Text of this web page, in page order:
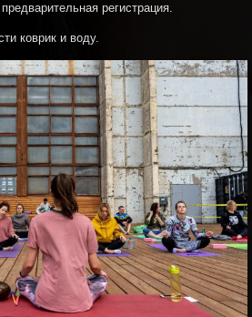
регистрация.
коврик и воду.